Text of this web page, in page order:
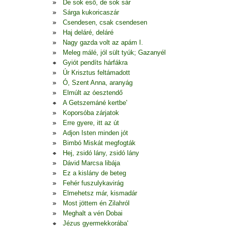
De sok eső, de sok sár
Sárga kukoricaszár
Csendesen, csak csendesen
Haj deláré, deláré
Nagy gazda volt az apám I.
Meleg málé, jól sült tyúk; Gazanyél
Gyiót pendíts hárfákra
Úr Krisztus feltámadott
Ó, Szent Anna, aranyág
Elmúlt az óesztendő
A Getszemáné kertbe'
Koporsóba zárjatok
Erre gyere, itt az út
Adjon Isten minden jót
Bimbó Miskát megfogták
Hej, zsidó lány, zsidó lány
Dávid Marcsa libája
Ez a kislány de beteg
Fehér fuszulykavirág
Elmehetsz már, kismadár
Most jöttem én Zilahról
Meghalt a vén Dobai
Jézus gyermekkorába'